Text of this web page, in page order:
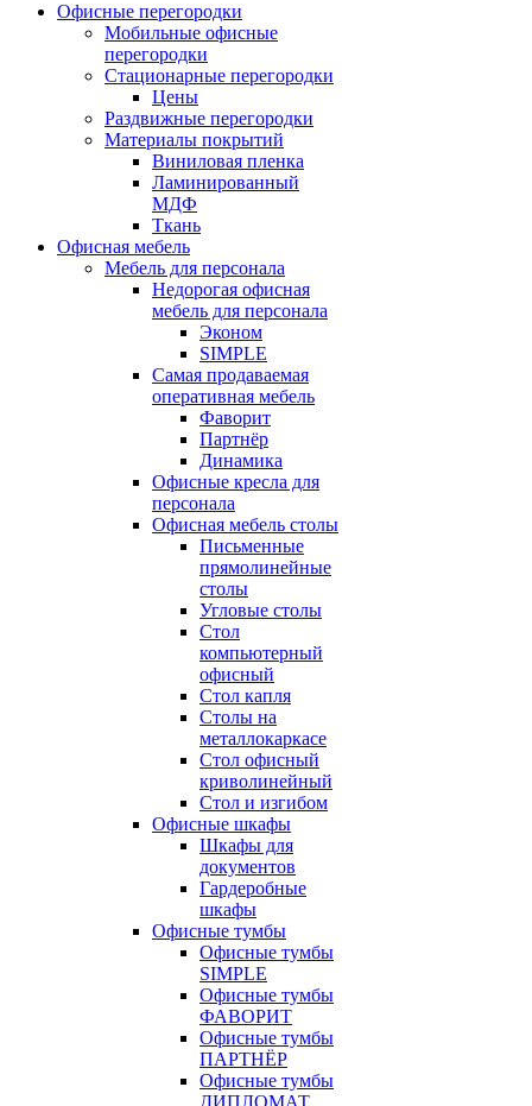
Офисные перегородки
Мобильные офисные
перегородки
Стационарные перегородки
Цены
Раздвижные перегородки
Материалы покрытий
Виниловая пленка
Ламинированный
МДФ
Ткань
Офисная мебель
Мебель для персонала
Недорогая офисная
мебель для персонала
Эконом
SIMPLE
Самая продаваемая
оперативная мебель
Фаворит
Партнёр
Динамика
Офисные кресла для
персонала
Офисная мебель столы
Письменные
прямолинейные
столы
Угловые столы
Стол
компьютерный
офисный
Стол капля
Столы на
металлокаркасе
Стол офисный
криволинейный
Стол и изгибом
Офисные шкафы
Шкафы для
документов
Гардеробные
шкафы
Офисные тумбы
Офисные тумбы
SIMPLE
Офисные тумбы
ФАВОРИТ
Офисные тумбы
ПАРТНЁР
Офисные тумбы